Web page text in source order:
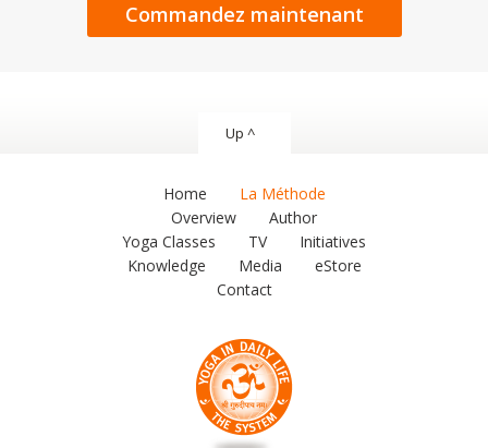
Commandez maintenant
Up ^
Home
La Méthode
Overview
Author
Yoga Classes
TV
Initiatives
Knowledge
Media
eStore
Contact